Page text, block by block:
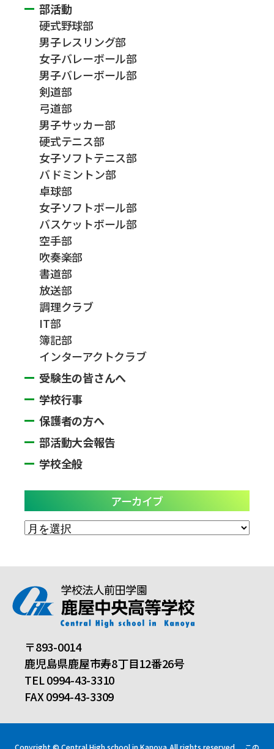
部活動
硬式野球部
男子レスリング部
女子バレーボール部
男子バレーボール部
剣道部
弓道部
男子サッカー部
硬式テニス部
女子ソフトテニス部
バドミントン部
卓球部
女子ソフトボール部
バスケットボール部
空手部
吹奏楽部
書道部
放送部
調理クラブ
IT部
簿記部
インターアクトクラブ
受験生の皆さんへ
学校行事
保護者の方へ
部活動大会報告
学校全般
アーカイブ
ア
ブ
〒893-0014
鹿児島県鹿屋市寿8丁目12番26号
TEL 0994-43-3310
FAX 0994-43-3309
Copyright © Central High school in Kanoya,All rights reserved. この